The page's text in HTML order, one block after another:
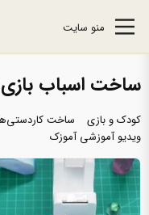
منو سایت
ساخت اسباب بازی
کودک و بازی
ساخت
ویدیو آموزشی آموزک